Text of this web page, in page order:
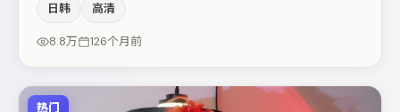
成全片情感锚点，周迅则以细节塑造推动谜题层层揭开。若
你偏爱强类型与清晰主线，这部作品值得关注。
日韩 高清
8.8万 126个月前
热门